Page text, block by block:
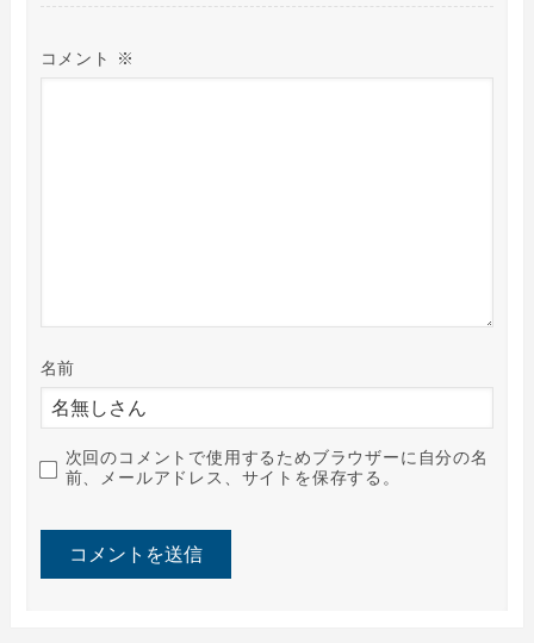
コメント ※
名前
次回のコメントで使用するためブラウザーに自分の名
前、メールアドレス、サイトを保存する。